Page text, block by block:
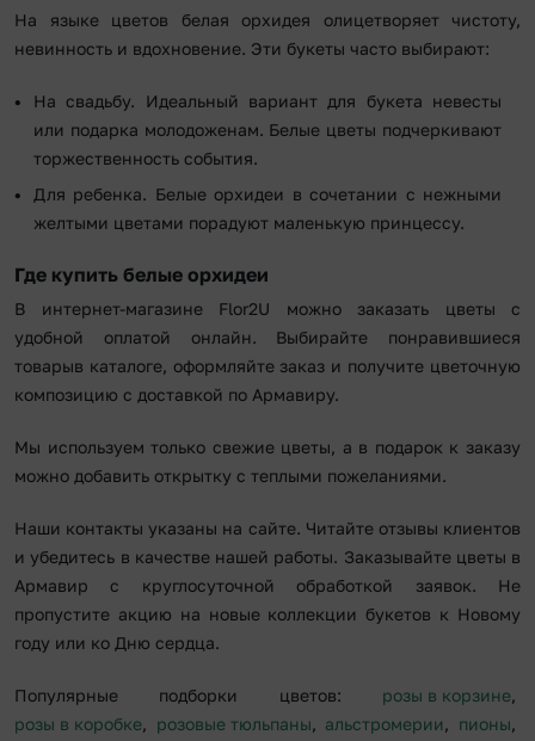
На языке цветов белая орхидея олицетворяет чистоту,
невинность и вдохновение. Эти букеты часто выбирают:
На свадьбу. Идеальный вариант для букета невесты
или подарка молодоженам. Белые цветы подчеркивают
торжественность события.
Для ребенка. Белые орхидеи в сочетании с нежными
желтыми цветами порадуют маленькую принцессу.
Где купить белые орхидеи
В интернет-магазине Flor2U можно заказать цветы с
удобной оплатой онлайн. Выбирайте понравившиеся
товарыв каталоге, оформляйте заказ и получите цветочную
композицию с доставкой по Армавиру.
Мы используем только свежие цветы, а в подарок к заказу
можно добавить открытку с теплыми пожеланиями.
Наши контакты указаны на сайте. Читайте отзывы клиентов
и убедитесь в качестве нашей работы. Заказывайте цветы в
Армавир с круглосуточной обработкой заявок. Не
пропустите акцию на новые коллекции букетов к Новому
году или ко Дню сердца.
Популярные подборки цветов: розы в корзине,
розы в коробке, розовые тюльпаны, альстромерии, пионы,